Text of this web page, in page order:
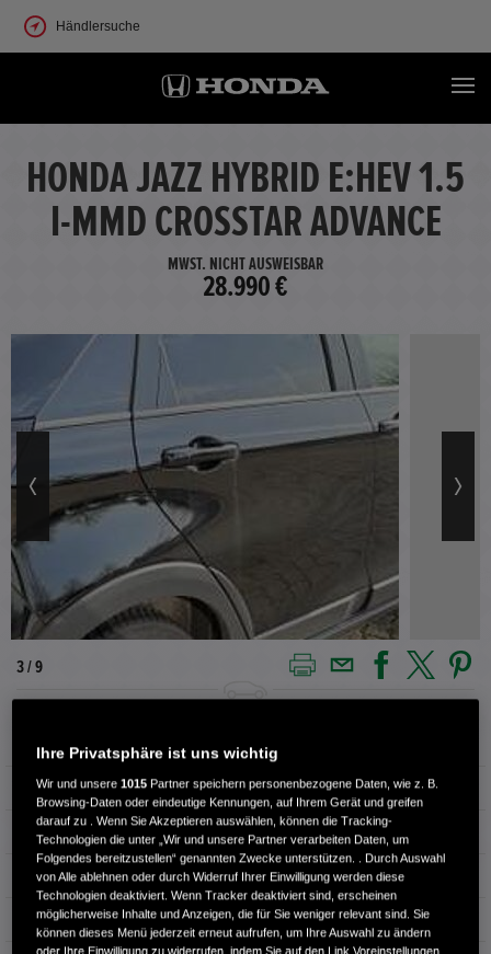
Händlersuche
HONDA JAZZ HYBRID E:HEV 1.5
I-MMD CROSSTAR ADVANCE
MWST. NICHT AUSWEISBAR
28.990 €
4 / 9
Außenfarbe Schwarz
Kilometerstand 1.380 km
Kraftstoffart Benzin
Getriebe Automatik
Türen 5
Ihre Privatsphäre ist uns wichtig
Wir und unsere1015 Partner speichern personenbezogene Daten, wie z. B.
Browsing-Daten oder eindeutige Kennungen, auf Ihrem Gerät und greifen
darauf zu . Wenn Sie Akzeptieren auswählen, können die Tracking-
Technologien die unter „Wir und unsere Partner verarbeiten Daten, um
Folgendes bereitzustellen“ genannten Zwecke unterstützen. . Durch Auswahl
von Alle ablehnen oder durch Widerruf Ihrer Einwilligung werden diese
Technologien deaktiviert. Wenn Tracker deaktiviert sind, erscheinen
möglicherweise Inhalte und Anzeigen, die für Sie weniger relevant sind. Sie
können dieses Menü jederzeit erneut aufrufen, um Ihre Auswahl zu ändern
oder Ihre Einwilligung zu widerrufen, indem Sie auf den Link Voreinstellungen